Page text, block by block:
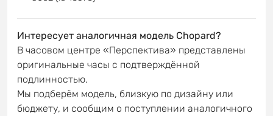
Интересует аналогичная модель Chopard?
В часовом центре «Перспектива» представлены
оригинальные часы с подтверждённой
подлинностью.
Мы подберём модель, близкую по дизайну или
бюджету, и сообщим о поступлении аналогичного